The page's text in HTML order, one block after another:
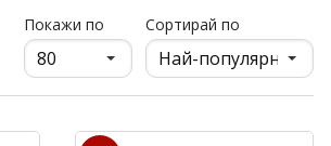
Покажи по продукти на страница
Сортирай по